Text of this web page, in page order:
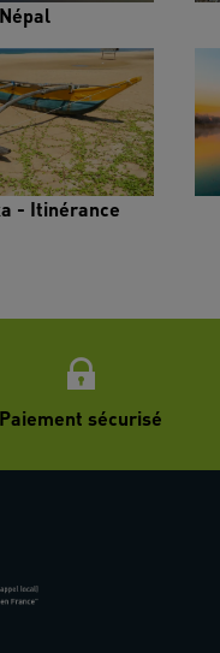
Népal
- Itinérance
Paiement sécurisé